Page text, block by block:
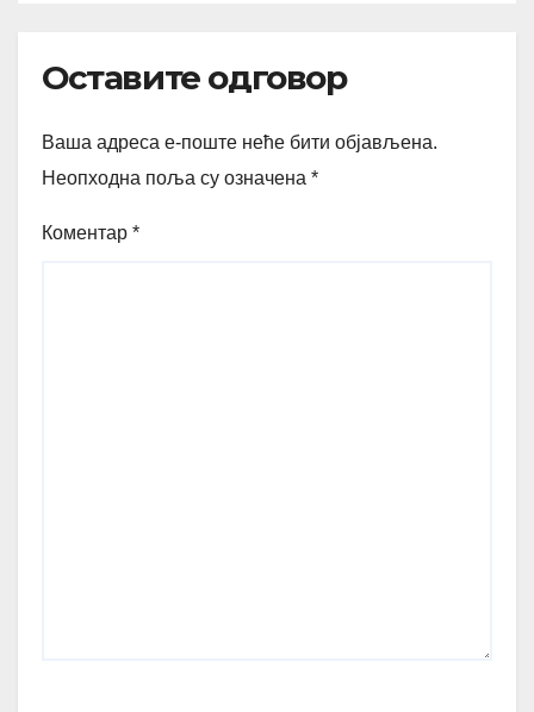
Оставите одговор
Ваша адреса е-поште неће бити објављена.
Неопходна поља су означена *
Коментар *